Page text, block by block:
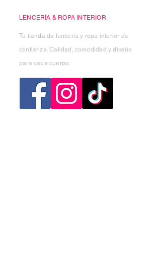
LENCERÍA & ROPA INTERIOR
Tu tienda de lencería y ropa interior de
confianza. Calidad, comodidad y diseño
para cada cuerpo.